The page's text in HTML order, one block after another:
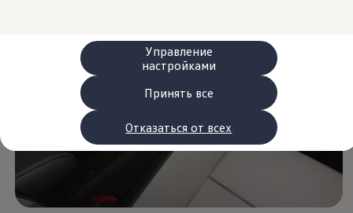
Принять все
Отказаться от всех
Управление
настройками
Персонализация
Настенная зарядная станция и кабели для
Важная информация для клиентов
Переработка и возврат продукции
Кампании по отзыву автомобилей
Предупредительные и контрольные
Обновления программного обеспечения
Обновления программного обеспечения для
Электронное руководство
myVolkswagen
Отзыв подушек Takata по соображениям